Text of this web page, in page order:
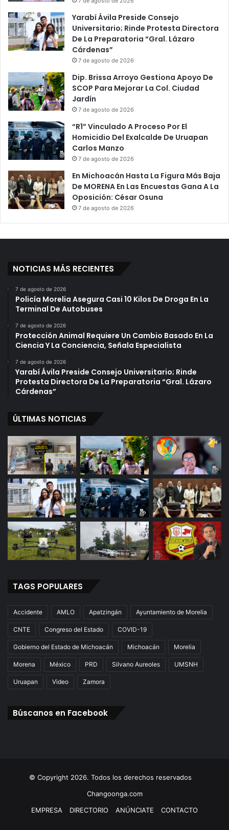
Yarabí Ávila Preside Consejo
Universitario; Rinde Protesta Directora
De La Preparatoria “Gral. Lázaro
Cárdenas”
7 de agosto de 2026
Dip. Brissa Arroyo Gestiona Apoyo De
SCOP Para Mejorar La Col. Ciudad
Jardín
7 de agosto de 2026
“R1” Vinculado A Proceso Por El
Homicidio Del Exalcalde De Uruapan
Carlos Manzo
7 de agosto de 2026
En Michoacán Hasta La Figura Más Baja
De MORENA En Las Encuestas Gana A La
Oposición: César Osuna
7 de agosto de 2026
NOTICIAS MÁS RECIENTES
7 de agosto de 2026
Policía Morelia Asegura Casi 10 Kilos De Droga En La
Terminal De Autobuses
7 de agosto de 2026
Protección Animal Requiere Un Cambio Basado En La
Ciencia Y La Conciencia, Señala Especialista
7 de agosto de 2026
Yarabí Ávila Preside Consejo Universitario; Rinde
Protesta Directora De La Preparatoria “Gral. Lázaro
Cárdenas”
ÚLTIMAS NOTICIAS
TAGS POPULARES
Accidente AMLO Apatzingán Ayuntamiento de Morelia
CNTE Congreso del Estado COVID-19
Gobierno del Estado de Michoacán Michoacán Morelia
Morena México PRD Silvano Aureoles UMSNH
Uruapan Video Zamora
Búscanos en Facebook
© Copyright 2026. Todos los derechos reservados
Changoonga.com
EMPRESA
DIRECTORIO ANÚNCIATE CONTACTO